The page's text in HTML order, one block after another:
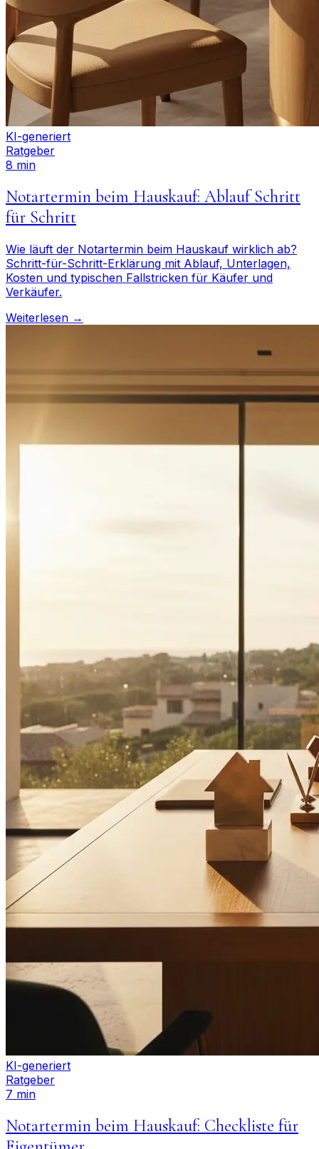
KI-generiert
Ratgeber
8 min
Notartermin beim Hauskauf: Ablauf Schritt
für Schritt
Wie läuft der Notartermin beim Hauskauf wirklich ab?
Schritt-für-Schritt-Erklärung mit Ablauf, Unterlagen,
Kosten und typischen Fallstricken für Käufer und
Verkäufer.
Weiterlesen →
KI-generiert
Ratgeber
7 min
Notartermin beim Hauskauf: Checkliste für